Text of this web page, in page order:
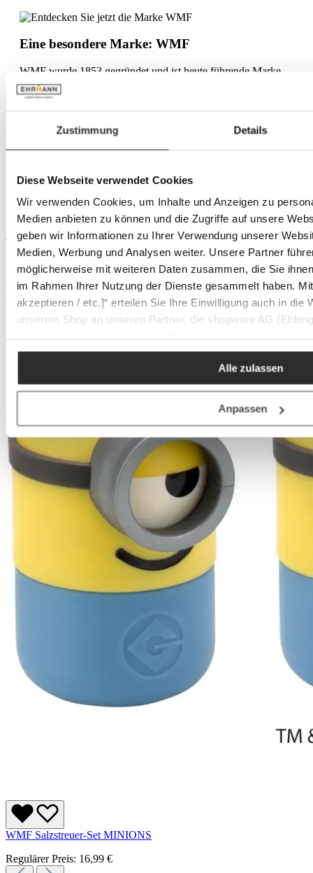
Zustimmung Details
Diese Webseite verwendet Cookies
Wir verwenden Cookies, um Inhalte und Anzeigen zu
Medien anbieten zu können und die Zugriffe auf unsere
geben wir Informationen zu Ihrer Verwendung unserer
Medien, Werbung und Analysen weiter. Unsere Partner
möglicherweise mit weiteren Daten zusammen, die Sie
im Rahmen Ihrer Nutzung der Dienste gesammelt haben.
akzeptieren / etc.]“ erteilen Sie Ihre Einwilligung auch in die
unserem Shop an unseren Partner, die shopware AG
Zwecken (z.B. Produktverbesserungen,
Alle zulassen
Anpassen
Eine besondere Marke: WMF
WMF wurde 1853 gegründet und ist heute führende Marke
für hochwertige Küchenutensilien und Haushaltswaren. Mit
einer breiten Produktpalette, die von Bestecken und Geschirr
kombiniert modernste Technologien mit traditionellem
Handwerk und ist weltweit für ihre langlebigen, funktionalen
Mehr über die Marke WMF
Mehr Produkte aus dieser Serie entdecken
Produktgalerie überspringen
Mehr Produkte aus dieser Serie entdecken
Auf Lager
WMF Salzstreuer-Set MINIONS
Regulärer Preis: 16,99 €